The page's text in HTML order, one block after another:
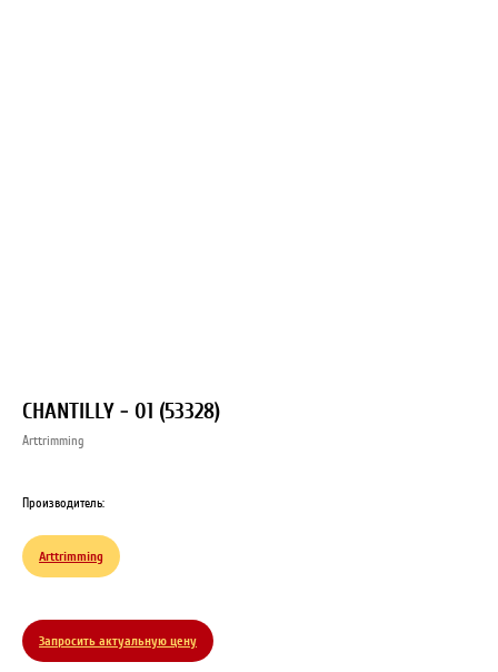
CHANTILLY - 01 (53328)
Arttrimming
Производитель:
Arttrimming
Запросить актуальную цену